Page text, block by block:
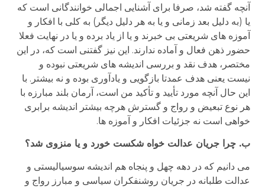
آنچه گفته شد، صرفا برای آشنایی اجمالی خوانندگانی است که
یا (به دلیل بعد زمانی و یا به هر دلیل دیگر) به کلی با افکار و
آموزه های شریعتی بی خبرند و یا از یاد برده و یا در نهایت فعلا
حضور ذهن فعال و آماده ندارند. این نیز گفتنی است که، در این
مختصر، هدف نقد و بررسی اندیشه های شریعتی نبوده و
نیست یعنی هدف عمدتا بازگویی و یادآوری بوده و نه بیشتر. با
این حال آنچه مورد تأیید و تأکید من است، آرمان بلند مبارزه با
هر نوع تبعیض و رواج و گسترش هرچه بیشتر اندیشه برابری
خواهی است نه جزئیات افکار و آموزه ها.
ب. چرا جریان عدالت خواه شکست خورد و یا منزوی شد؟
می دانیم که در دهه چهل و پنجاه هم اندیشه سوسیالیستی و
عدالت طلبانه در جریان روشنفکران سیاسی و مبارز رواج و